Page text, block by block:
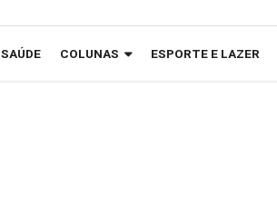
SAÚDE COLUNAS ESPORTE E LAZER